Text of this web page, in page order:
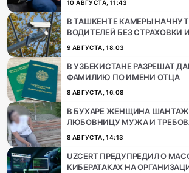
10 АВГУСТА, 11:43
В ТАШКЕНТЕ КАМЕРЫ
ВОДИТЕЛЕЙ БЕЗ СТРАХОВКИ
9 АВГУСТА, 18:03
В УЗБЕКИСТАНЕ РАЗРЕШАТ
ФАМИЛИЮ ПО ИМЕНИ ОТЦА
8 АВГУСТА, 16:08
В БУХАРЕ ЖЕНЩИНА
ЛЮБОВНИЦУ МУЖА И
8 АВГУСТА, 14:13
UZCERT ПРЕДУПРЕДИЛ О
КИБЕРАТАКАХ НА